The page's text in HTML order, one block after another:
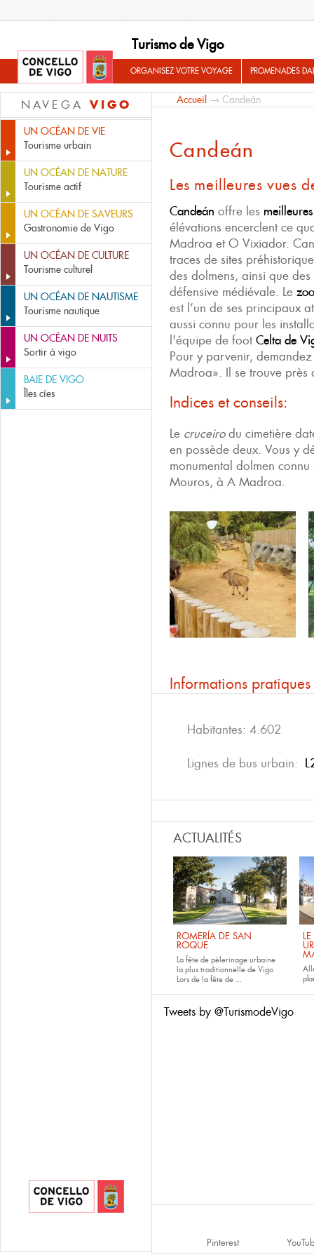
Turismo de Vigo
ORGANISEZ VOTRE VOYAGE PROMENADES
NAVEGA VIGO
UN OCÉAN DE VIE
Tourisme urbain
UN OCÉAN DE NATURE
Tourisme actif
UN OCÉAN DE SAVEURS
Gastronomie de Vigo
UN OCÉAN DE CULTURE
Tourisme culturel
UN OCÉAN DE NAUTISME
Tourisme nautique
UN OCÉAN DE NUITS
Sortir à vigo
BAIE DE VIGO
Îles cíes
Accueil → Candeán
Candeán
Les meilleures vues
Candeán offre les
élévations encerclent ce
Madroa et O Vixiador.
traces de sites
des dolmens, ainsi que
défensive médiévale. Le
est l’un de ses principaux
aussi connu pour les
l'équipe de footCelta de
Pour y parvenir,
Madroa». Il se trouve
Indices et conseils:
Le cruceirodu cimetière
en possède deux. Vous y
monumental dolmen
Mouros, à A Madroa.
Informations pratiques
Habitantes: 4.602
Lignes de bus urbain:
ACTUALITÉS
ROMERÍA DE SAN
ROQUE
La fête de pèlerinage urbaine
la plus traditionnelle de Vigo
Lors de la fête de ...
Tweets by @TurismodeVigo
Pinterest